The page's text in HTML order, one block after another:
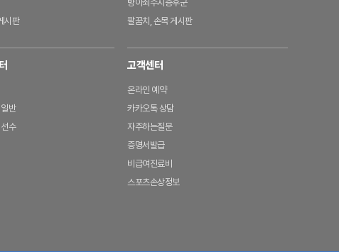
시판
방아쇠수지증후군
팔꿈치, 손목 게시판
반
수
고객센터
온라인 예약
카카오톡 상담
자주하는질문
증명서발급
비급여진료비
스포츠손상정보